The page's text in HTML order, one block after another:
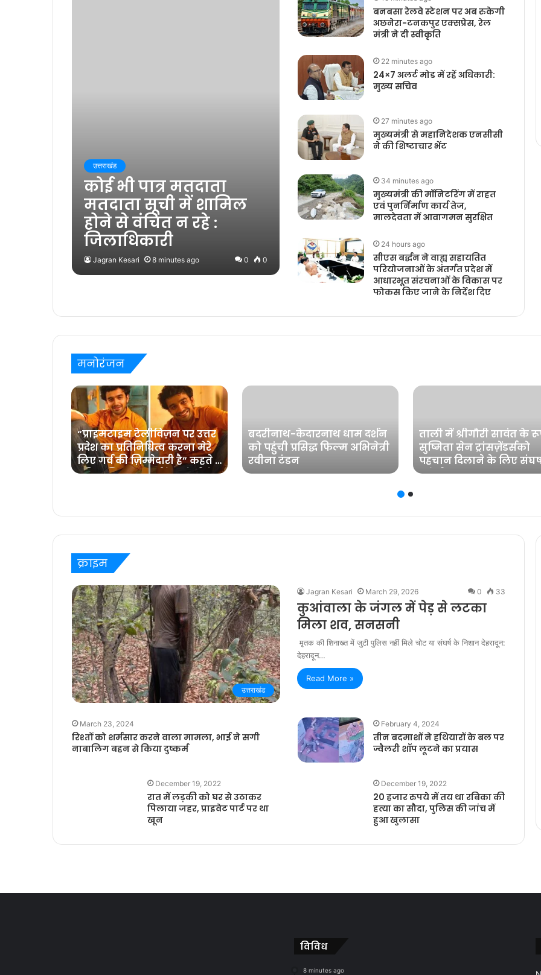
उत्तराखंड
कोई भी पात्र मतदाता
मतदाता सूची में शामिल
होने से वंचित न रहे :
जिलाधिकारी
Jagran Kesari 8 minutes ago 0 0
बनबसा रेलवे स्टेशन पर अब रुकेगी
अछनेरा-टनकपुर एक्सप्रेस, रेल
मंत्री ने दी स्वीकृति
22 minutes ago
24×7 अलर्ट मोड में रहें अधिकारी:
मुख्य सचिव
27 minutes ago
मुख्यमंत्री से महानिदेशक एनसीसी
ने की शिष्टाचार भेंट
34 minutes ago
मुख्यमंत्री की मॉनिटरिंग में राहत
एवं पुनर्निर्माण कार्य तेज,
मालदेवता में आवागमन सुरक्षित
24 hours ago
सीएस बर्द्धन ने वाह्य सहायतित
परियोजनाओं के अंतर्गत प्रदेश में
आधारभूत संरचनाओं के विकास पर
फोकस किए जाने के निर्देश दिए
मनोरंजन
“प्राइमटाइम टेलीविज़न पर उत्तर
प्रदेश का प्रतिनिधित्व करना मेरे
लिए गर्व की ज़िम्मेदारी है” कहते हैं
प्रविष्ट मिश्रा, कलर्स के ‘बरेली के
बदरीनाथ-केदारनाथ धाम दर्शन
को पहुंची प्रसिद्ध फिल्म अभिनेत्री
रवीना टंडन
ताली में श्रीगौरी सावंत के
सुष्मिता सेन ट्रांसज़ेंडर्सको
पहचान दिलाने के लिए
करेंगी
क्राइम
उत्तराखंड
Jagran Kesari March 29, 2026 0 33
कुआंवाला के जंगल में पेड़ से लटका
मिला शव, सनसनी
मृतक की शिनाख्त में जुटी पुलिस नहीं मिले चोट या संघर्ष के निशान देहरादून:
देहरादून…
Read More »
March 23, 2024
रिश्तों को शर्मसार करने वाला मामला, भाई ने सगी
नाबालिग बहन से किया दुष्कर्म
February 4, 2024
तीन बदमाशों ने हथियारों के बल पर
ज्वैलरी शॉप लूटने का प्रयास
December 19, 2022
रात में लड़की को घर से उठाकर
पिलाया जहर, प्राइवेट पार्ट पर था
खून
December 19, 2022
20 हजार रुपये में तय था रबिका की
हत्या का सौदा, पुलिस की जांच में
हुआ खुलासा
विविध
8 minutes ago